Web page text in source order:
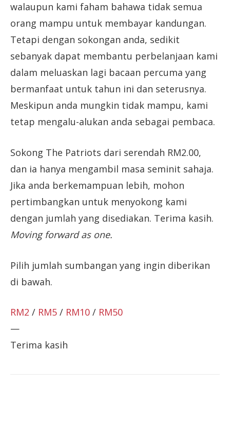
walaupun kami faham bahawa tidak semua
orang mampu untuk membayar kandungan.
Tetapi dengan sokongan anda, sedikit
sebanyak dapat membantu perbelanjaan kami
dalam meluaskan lagi bacaan percuma yang
bermanfaat untuk tahun ini dan seterusnya.
Meskipun anda mungkin tidak mampu, kami
tetap mengalu-alukan anda sebagai pembaca.
Sokong The Patriots dari serendah RM2.00,
dan ia hanya mengambil masa seminit sahaja.
Jika anda berkemampuan lebih, mohon
pertimbangkan untuk menyokong kami
dengan jumlah yang disediakan. Terima kasih.
Moving forward as one.
Pilih jumlah sumbangan yang ingin diberikan
di bawah.
RM2 / RM5 / RM10 / RM50
—
Terima kasih